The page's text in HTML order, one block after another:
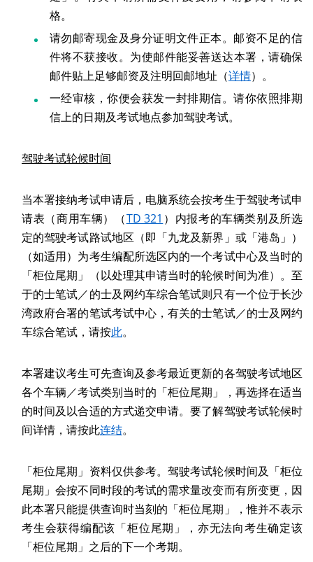
格。
请勿邮寄现金及身分证明文件正本。邮资不足的信
件将不获接收。为使邮件能妥善送达本署，请确保
邮件贴上足够邮资及注明回邮地址（详情）。
一经审核，你便会获发一封排期信。请你依照排期
信上的日期及考试地点参加驾驶考试。
驾驶考试轮候时间
当本署接纳考试申请后，电脑系统会按考生于驾驶考试申
请表（商用车辆）（TD 321 ）内报考的车辆类别及所选
定的驾驶考试路试地区（即「九龙及新界」或「港岛」）
（如适用）为考生编配所选区内的一个考试中心及当时的
「柜位尾期」（以处理其申请当时的轮候时间为准）。至
于的士笔试／的士及网约车综合笔试则只有一个位于长沙
湾政府合署的笔试考试中心，有关的士笔试／的士及网约
车综合笔试，请按此。
本署建议考生可先查询及参考最近更新的各驾驶考试地区
各个车辆／考试类别当时的「柜位尾期」，再选择在适当
的时间及以合适的方式递交申请。要了解驾驶考试轮候时
间详情，请按此连结。
「柜位尾期」资料仅供参考。驾驶考试轮候时间及「柜位
尾期」会按不同时段的考试的需求量改变而有所变更，因
此本署只能提供查询时当刻的「柜位尾期」，惟并不表示
考生会获得编配该「柜位尾期」，亦无法向考生确定该
「柜位尾期」之后的下一个考期。